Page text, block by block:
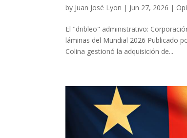
by Juan José Lyon | Jun 27, 2026 |
El "dribleo" administrativo:
láminas del Mundial 2026 Publicado
Colina gestionó la adquisición de...